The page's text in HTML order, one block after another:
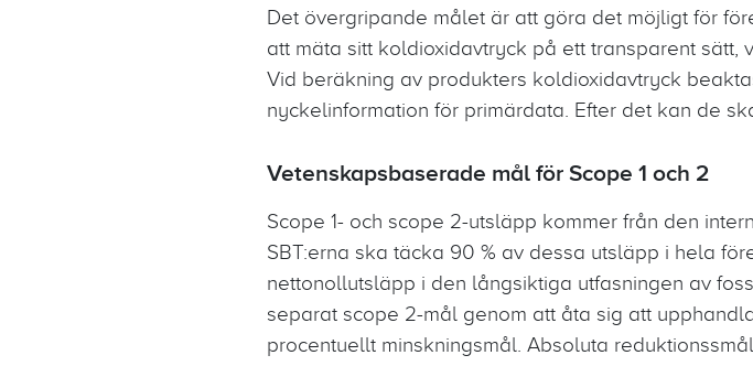
Det övergripande målet är att göra det möjligt för
att mäta sitt koldioxidavtryck på ett transparent
Vid beräkning av produkters koldioxidavtryck
nyckelinformation för primärdata. Efter det kan de
Vetenskapsbaserade mål för Scope 1 och 2
Scope 1- och scope 2-utsläpp kommer från den
SBT:erna ska täcka 90 % av dessa utsläpp i hela
nettonollutsläpp i den långsiktiga utfasningen av
separat scope 2-mål genom att åta sig att
procentuellt minskningsmål. Absoluta